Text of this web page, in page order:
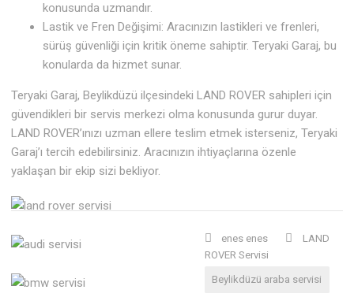
konusunda uzmandır.
Lastik ve Fren Değişimi: Aracınızın lastikleri ve frenleri,
sürüş güvenliği için kritik öneme sahiptir. Teryaki Garaj, bu
konularda da hizmet sunar.
Teryaki Garaj, Beylikdüzü ilçesindeki LAND ROVER sahipleri için
güvendikleri bir servis merkezi olma konusunda gurur duyar.
LAND ROVER’ınızı uzman ellere teslim etmek isterseniz, Teryaki
Garaj’ı tercih edebilirsiniz. Aracınızın ihtiyaçlarına özenle
yaklaşan bir ekip sizi bekliyor.
enes enes
LAND
ROVER Servisi
Beylikdüzü araba servisi